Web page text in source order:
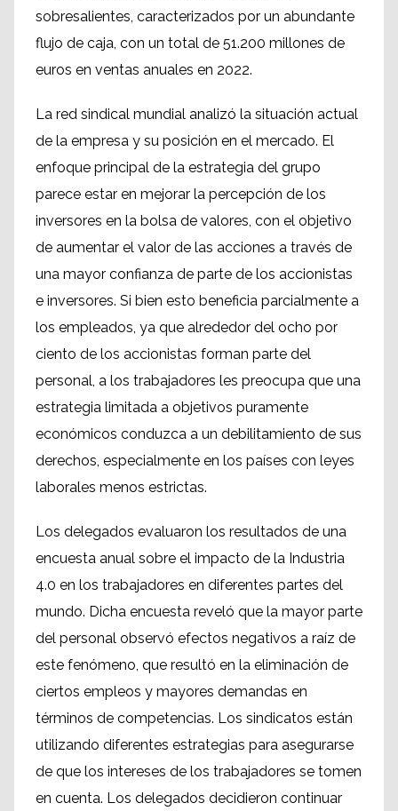
sobresalientes, caracterizados por un abundante
flujo de caja, con un total de 51.200 millones de
euros en ventas anuales en 2022.
La red sindical mundial analizó la situación actual
de la empresa y su posición en el mercado. El
enfoque principal de la estrategia del grupo
parece estar en mejorar la percepción de los
inversores en la bolsa de valores, con el objetivo
de aumentar el valor de las acciones a través de
una mayor confianza de parte de los accionistas
e inversores. Si bien esto beneficia parcialmente a
los empleados, ya que alrededor del ocho por
ciento de los accionistas forman parte del
personal, a los trabajadores les preocupa que una
estrategia limitada a objetivos puramente
económicos conduzca a un debilitamiento de sus
derechos, especialmente en los países con leyes
laborales menos estrictas.
Los delegados evaluaron los resultados de una
encuesta anual sobre el impacto de la Industria
4.0 en los trabajadores en diferentes partes del
mundo. Dicha encuesta reveló que la mayor parte
del personal observó efectos negativos a raíz de
este fenómeno, que resultó en la eliminación de
ciertos empleos y mayores demandas en
términos de competencias. Los sindicatos están
utilizando diferentes estrategias para asegurarse
de que los intereses de los trabajadores se tomen
en cuenta. Los delegados decidieron continuar